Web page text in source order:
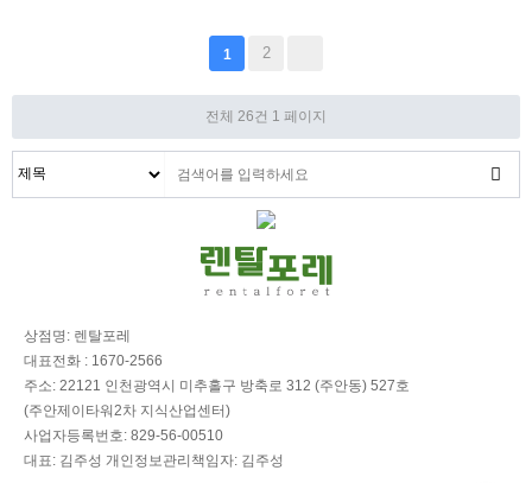
1 2
전체 26건 1 페이지
상점명: 렌탈포레
대표전화 : 1670-2566
주소: 22121 인천광역시 미추홀구 방축로 312 (주안동) 527호
(주안제이타워2차 지식산업센터)
사업자등록번호: 829-56-00510
대표: 김주성 개인정보관리책임자: 김주성